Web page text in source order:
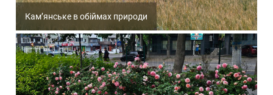
Кам’янське в обіймах природи